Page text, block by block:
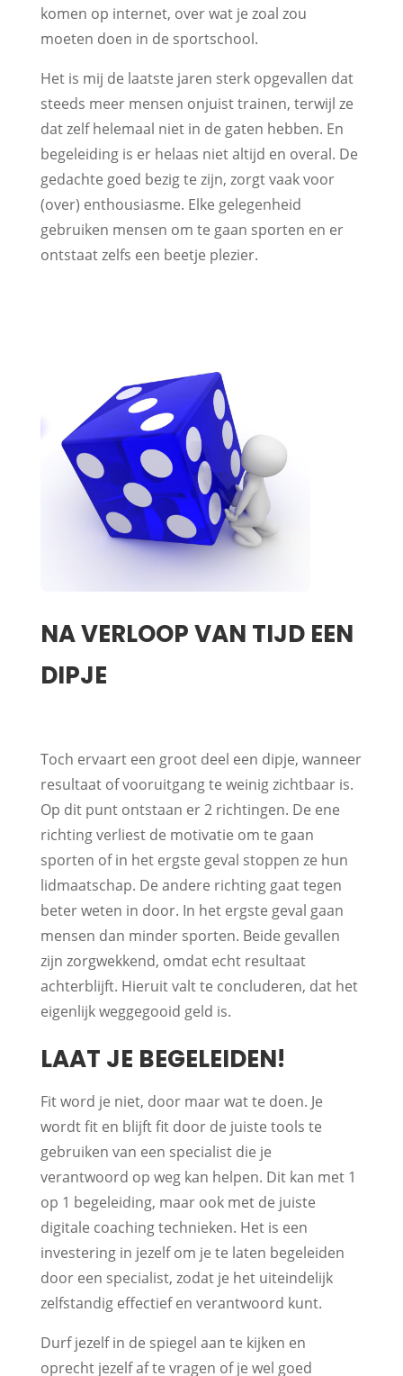
komen op internet, over wat je zoal zou
moeten doen in de sportschool.
Het is mij de laatste jaren sterk opgevallen dat
steeds meer mensen onjuist trainen, terwijl ze
dat zelf helemaal niet in de gaten hebben. En
begeleiding is er helaas niet altijd en overal. De
gedachte goed bezig te zijn, zorgt vaak voor
(over) enthousiasme. Elke gelegenheid
gebruiken mensen om te gaan sporten en er
ontstaat zelfs een beetje plezier.
NA VERLOOP VAN TIJD EEN
DIPJE
Toch ervaart een groot deel een dipje, wanneer
resultaat of vooruitgang te weinig zichtbaar is.
Op dit punt ontstaan er 2 richtingen. De ene
richting verliest de motivatie om te gaan
sporten of in het ergste geval stoppen ze hun
lidmaatschap. De andere richting gaat tegen
beter weten in door. In het ergste geval gaan
mensen dan minder sporten. Beide gevallen
zijn zorgwekkend, omdat echt resultaat
achterblijft. Hieruit valt te concluderen, dat het
eigenlijk weggegooid geld is.
LAAT JE BEGELEIDEN!
Fit word je niet, door maar wat te doen. Je
wordt fit en blijft fit door de juiste tools te
gebruiken van een specialist die je
verantwoord op weg kan helpen. Dit kan met 1
op 1 begeleiding, maar ook met de juiste
digitale coaching technieken. Het is een
investering in jezelf om je te laten begeleiden
door een specialist, zodat je het uiteindelijk
zelfstandig effectief en verantwoord kunt.
Durf jezelf in de spiegel aan te kijken en
oprecht jezelf af te vragen of je wel goed